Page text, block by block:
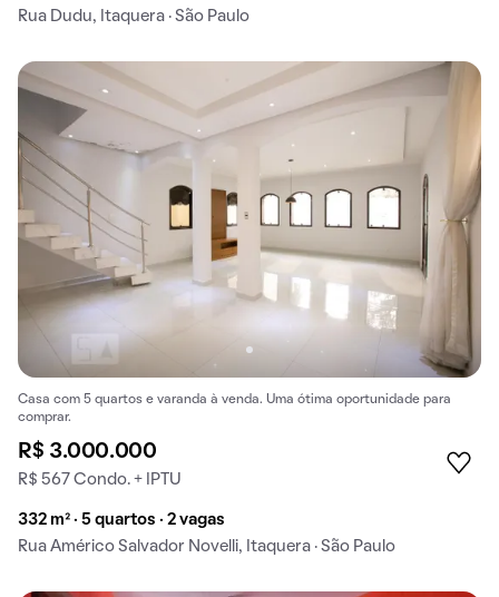
Rua Dudu, Itaquera · São Paulo
Casa com 5 quartos e varanda à venda. Uma ótima oportunidade para
comprar.
R$ 3.000.000
R$ 567 Condo. + IPTU
332 m² · 5 quartos · 2 vagas
Rua Américo Salvador Novelli, Itaquera · São Paulo